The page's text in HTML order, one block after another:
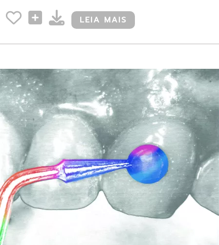
LEIA MAIS